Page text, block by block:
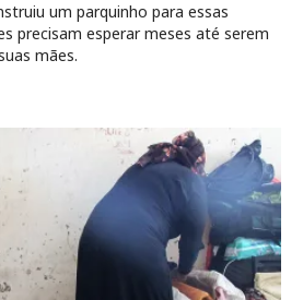
um parquinho para essas
precisam esperar meses até serem
mães.